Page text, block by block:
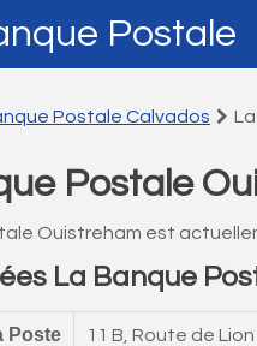
Postale
Postale Calvados
Postale
Ouistreham est
La Banque
Poste 11 B, Route de Lion